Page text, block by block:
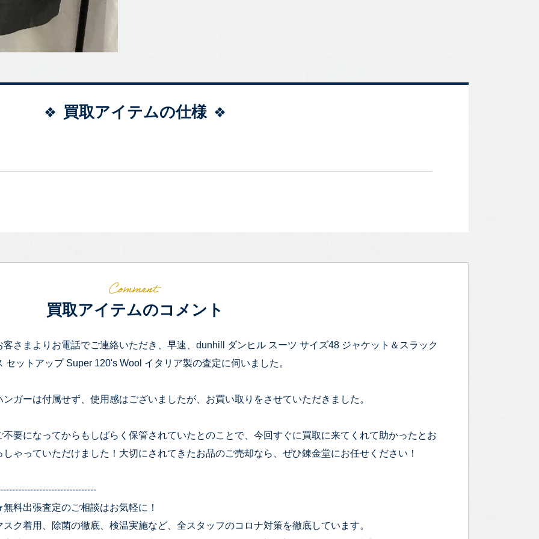
買取アイテムの仕様
買取アイテムのコメント
客さまよりお電話でご連絡いただき、早速、dunhill ダンヒル スーツ サイズ48 ジャケット＆スラック
セットアップ Super 120's Wool イタリア製の査定に伺いました。
ンガーは付属せず、使用感はございましたが、お買い取りをさせていただきました。
不要になってからもしばらく保管されていたとのことで、今回すぐに買取に来てくれて助かったとお
しゃっていただけました！大切にされてきたお品のご売却なら、ぜひ錬金堂にお任せください！
料出張査定のご相談はお気軽に！
スク着用、除菌の徹底、検温実施など、全スタッフのコロナ対策を徹底しています。